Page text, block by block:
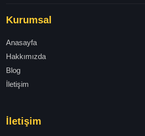
Kurumsal
Anasayfa
Hakkımızda
Blog
İletişim
İletişim